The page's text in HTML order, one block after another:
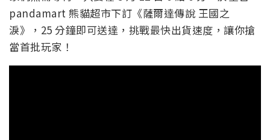
pandamart 熊貓超市下訂《薩爾達傳說 王國之
淚》，25 分鐘即可送達，挑戰最快出貨速度，讓你搶
當首批玩家！